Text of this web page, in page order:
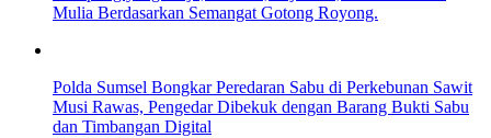
Mulia Berdasarkan Semangat Gotong Royong.
Polda Sumsel Bongkar Peredaran Sabu di Perkebunan Sawit
Musi Rawas, Pengedar Dibekuk dengan Barang Bukti Sabu
dan Timbangan Digital